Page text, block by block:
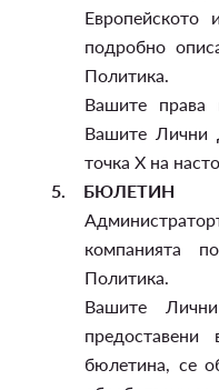
Европейското
подробно
Политика.
Вашите права
Вашите Лични
точка X на
5. БЮЛЕТИН
компанията
Политика.
Вашите
бюлетина, се